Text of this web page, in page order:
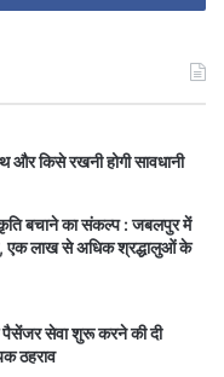
और किसे रखनी होगी सावधानी
बचाने का संकल्प : जबलपुर में
एक लाख से अधिक श्रद्धालुओं के
पैसेंजर सेवा शुरू करने की दी
ठहराव